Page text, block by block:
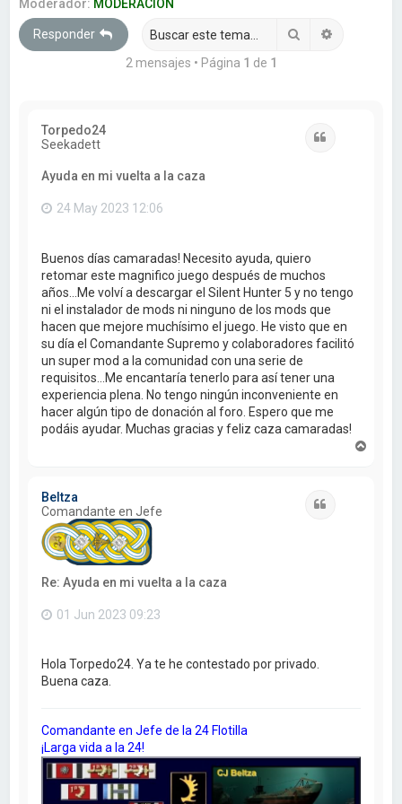
Moderador: MODERACION
Responder Buscar
2 mensajes • Página 1 de 1
Torpedo24
Seekadett
Ayuda en mi vuelta a la caza
24 May 2023 12:06
Buenos días camaradas! Necesito ayuda, quiero
retomar este magnifico juego después de muchos
años...Me volví a descargar el Silent Hunter 5 y no tengo
ni el instalador de mods ni ninguno de los mods que
hacen que mejore muchísimo el juego. He visto que en
su día el Comandante Supremo y colaboradores facilitó
un super mod a la comunidad con una serie de
requisitos...Me encantaría tenerlo para así tener una
experiencia plena. No tengo ningún inconveniente en
hacer algún tipo de donación al foro. Espero que me
podáis ayudar. Muchas gracias y feliz caza camaradas!
Beltza
Comandante en Jefe
Re: Ayuda en mi vuelta a la caza
01 Jun 2023 09:23
Hola Torpedo24. Ya te he contestado por privado.
Buena caza.
Comandante en Jefe de la 24 Flotilla
¡Larga vida a la 24!